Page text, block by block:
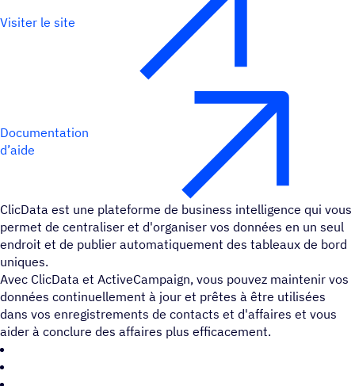
Visiter le site
Documentation
d’aide
ClicData est une plateforme de business intelligence qui vous
permet de centraliser et d'organiser vos données en un seul
endroit et de publier automatiquement des tableaux de bord
uniques.
Avec ClicData et ActiveCampaign, vous pouvez maintenir vos
données continuellement à jour et prêtes à être utilisées
dans vos enregistrements de contacts et d'affaires et vous
aider à conclure des affaires plus efficacement.